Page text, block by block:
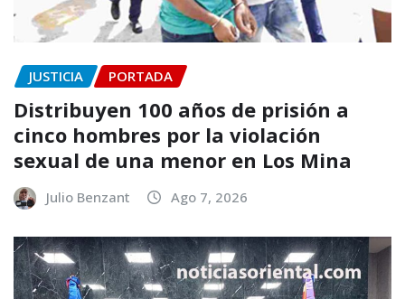
JUSTICIA PORTADA
Distribuyen 100 años de prisión a
cinco hombres por la violación
sexual de una menor en Los Mina
Julio Benzant Ago 7, 2026